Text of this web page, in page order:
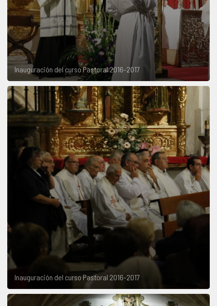
Inauguración del curso Pastoral 2016-2017
Inauguración del curso Pastoral 2016-2017